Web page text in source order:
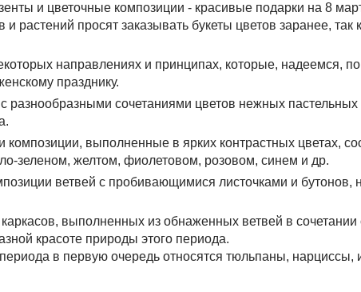
и цветочные композиции - красивые подарки на 8
и растений просят заказывать букеты цветов заранее, так
направлениях и принципах, которые, надеемся,
празднику.
разнообразными сочетаниями цветов нежных
композиции, выполненные в ярких контрастных цветах,
зеленом, желтом, фиолетовом, розовом, синем и др.
ветвей с пробивающимися листочками и бутонов,
выполненных из обнаженных ветвей в сочетании
красоте природы этого периода.
в первую очередь относятся тюльпаны,